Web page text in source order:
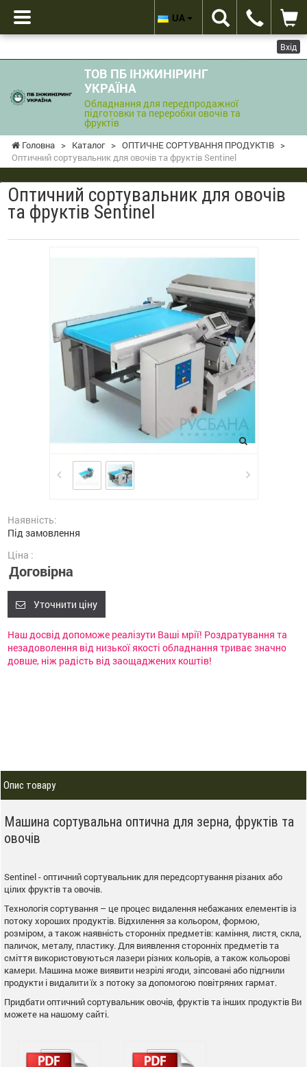
Вхід
ТОВ ПБ ІНЖИНІРИНГ
УКРАЇНА
Обладнання для передпродажної
підготовки та переробки овочів та
фруктів
UA
Головна > Каталог > ОПТИЧНЕ СОРТУВАННЯ ПРОДУКТІВ >
Оптичний сортувальник для овочів та фруктів Sentinel
Оптичний сортувальник для овочів
та фруктів Sentinel
Наявність:
Під замовлення
Ціна :
Договірна
Уточнити ціну
Наш досвід допоможе реалізути Ваші мрії! Роздратування та
незадоволення від низької якості обладнання триває значно
довше, ніж радість від заощаджених коштів!
Опис товару
Машина сортувальна оптична для зерна, фруктів та
овочів
Sentinel - оптичний сортувальник для передсортування різаних або
цілих фруктів та овочів.
Технологія сортування – це процес видалення небажаних елементів із
потоку хороших продуктів. Відхилення за кольором, формою,
розміром, а також наявність сторонніх предметів: каміння, листя, скла,
паличок, металу, пластику. Для виявлення сторонніх предметів та
сміття використовуються лазери різних кольорів, а також кольорові
камери. Машина може виявити незрілі ягоди, зіпсовані або підгнили
продукти і видалити їх з потоку за допомогою повітряних гармат.
Придбати оптичний сортувальник овочів, фруктів та інших продуктів Ви
можете на нашому сайті.